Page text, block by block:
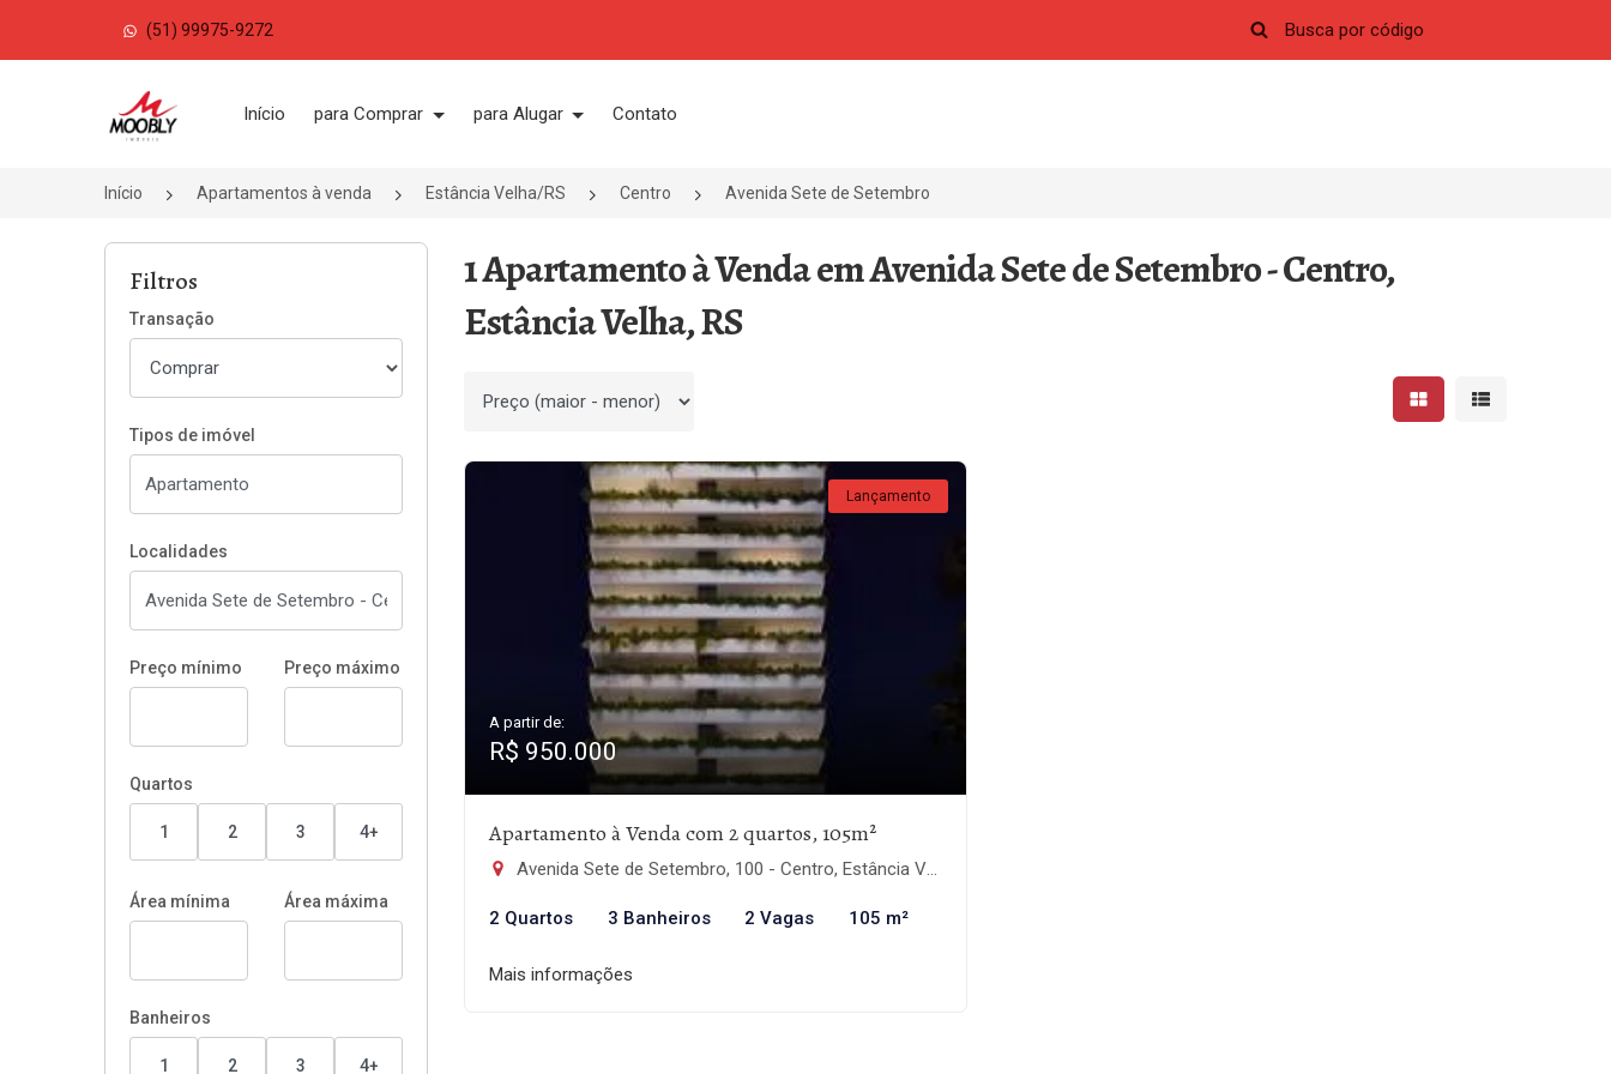
(51) 99975-9272
Página inicial
Início para Comprar para Alugar Contato
Início Apartamentos à venda Estância Velha/RS Centro Avenida Sete de Setembro
Filtros
Transação
Tipos de imóvel
Localidades
Preço mínimo Preço máximo
Quartos
1 2 3 4+
Área mínima Área máxima
Banheiros
1 2 3 4+
1 Apartamento à Venda em Avenida Sete de Setembro - Centro,
Estância Velha, RS
Ordenar por Mostrar resultados em
Mostrar
Lançamento
A partir de:
R$ 950.000
Apartamento à Venda com 2 quartos, 105m²
Avenida Sete de Setembro, 100 - Centro, Estância Velha-RS
2 Quartos 3 Banheiros 2 Vagas 105 m²
Mais informações